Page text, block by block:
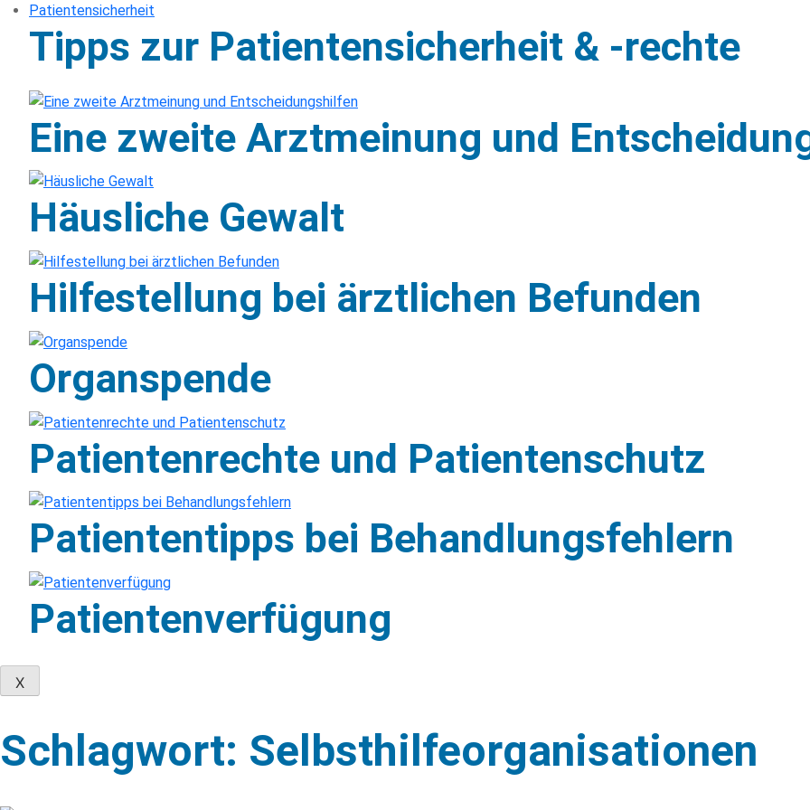
Patientensicherheit
Tipps zur Patientensicherheit & -rechte
Eine zweite Arztmeinung und
Häusliche Gewalt
Hilfestellung bei ärztlichen Befunden
Organspende
Patientenrechte und Patientenschutz
Patiententipps bei Behandlungsfehlern
Patientenverfügung
X
content
Schlagwort: Selbsthilfeorganisationen